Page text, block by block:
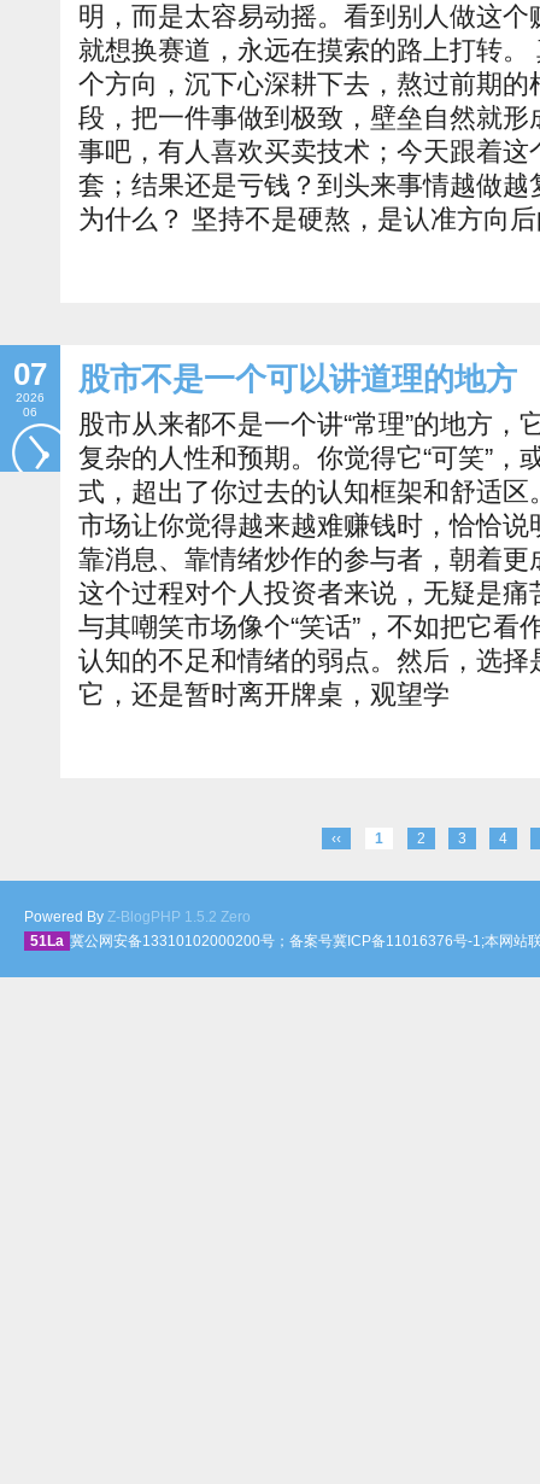
明，而是太容易动摇。看到别人做这
就想换赛道，永远在摸索的路上打转
个方向，沉下心深耕下去，熬过前期
段，把一件事做到极致，壁垒自然就
事吧，有人喜欢买卖技术；今天跟着
套；结果还是亏钱？到头来事情越做
为什么？ 坚持不是硬熬，是认准方向
07
2026
06
股市不是一个可以讲道理的地方
股市从来都不是一个讲“常理”的地方，
复杂的人性和预期。你觉得它“可笑”，
式，超出了你过去的认知框架和舒适
市场让你觉得越来越难赚钱时，恰恰
靠消息、靠情绪炒作的参与者，朝着
这个过程对个人投资者来说，无疑是
与其嘲笑市场像个“笑话”，不如把它看
认知的不足和情绪的弱点。然后，选择
它，还是暂时离开牌桌，观望学
‹‹ 1 2 3 4
Powered By Z-BlogPHP 1.5.2 Zero
51La 冀公网安备13310102000200号；备案号冀ICP备11016376号-1;本网站